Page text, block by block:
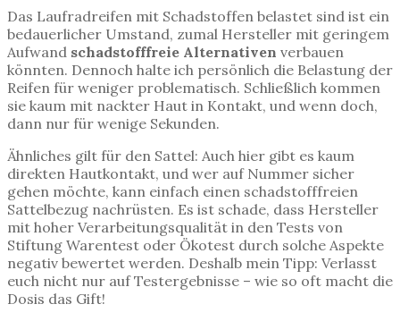
Das Laufradreifen mit Schadstoffen belastet sind ist ein
bedauerlicher Umstand, zumal Hersteller mit geringem
Aufwand schadstofffreie Alternativen verbauen
könnten. Dennoch halte ich persönlich die Belastung der
Reifen für weniger problematisch. Schließlich kommen
sie kaum mit nackter Haut in Kontakt, und wenn doch,
dann nur für wenige Sekunden.
Ähnliches gilt für den Sattel: Auch hier gibt es kaum
direkten Hautkontakt, und wer auf Nummer sicher
gehen möchte, kann einfach einen schadstofffreien
Sattelbezug nachrüsten. Es ist schade, dass Hersteller
mit hoher Verarbeitungsqualität in den Tests von
Stiftung Warentest oder Ökotest durch solche Aspekte
negativ bewertet werden. Deshalb mein Tipp: Verlasst
euch nicht nur auf Testergebnisse – wie so oft macht die
Dosis das Gift!